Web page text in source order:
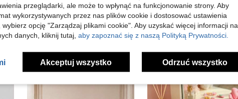
przeglądarki, ale może to wpłynąć na funkcjonowanie strony. Aby
wykorzystywanych przez nas plików cookie i dostosować ustawienia
opcję "Zarządzaj plikami cookie". Aby uzyskać więcej informacji na
danych, kliknij tutaj, aby zapoznać się z naszą Polityką Prywatności.
Akceptuj wszystko Odrzuć wszystko